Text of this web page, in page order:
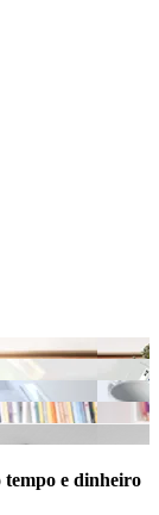
tempo e dinheiro